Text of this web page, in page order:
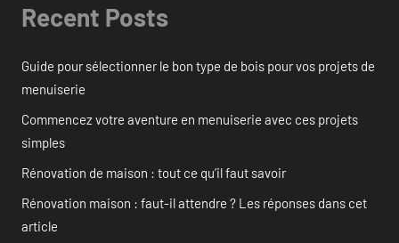
Recent Posts
Guide pour sélectionner le bon type de bois pour vos projets de
menuiserie
Commencez votre aventure en menuiserie avec ces projets
simples
Rénovation de maison : tout ce qu’il faut savoir
Rénovation maison : faut-il attendre ? Les réponses dans cet
article